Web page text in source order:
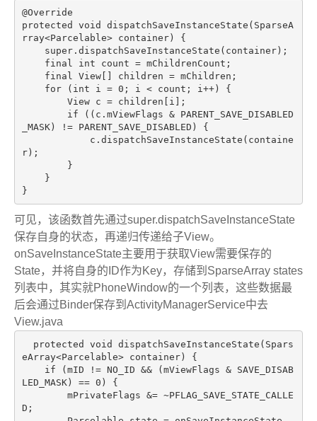
@Override
protected
void dispatchSaveInstanceState (SparseA
rray<Parcelable> container)
{
super.dispatchSaveInstanceState(container);
final
int count = mChildrenCount;
final
View[] children = mChildren;
for ( int i = 0 ; i < count; i++) {
if ((c.mViewFlags & PARENT_SAVE_DISABLED
_MASK) != PARENT_SAVE_DISABLED) {
r);
可见，该函数首先通过super.dispatchSaveInstanceState
保存自身的状态，再递归传递给子View。
onSaveInstanceState主要用于获取View需要保存的
State，并将自身的ID作为Key，存储到SparseArray states
列表中，其实就PhoneWindow的一个列表，这些数据最
后会通过Binder保存到ActivityManagerService中去
View.java
protected void dispatchSaveInstanceState (Spars
eArray<Parcelable> container)
{
if (mID != NO_ID && (mViewFlags & SAVE_DISAB
LED_MASK) == 0 ) {
D;